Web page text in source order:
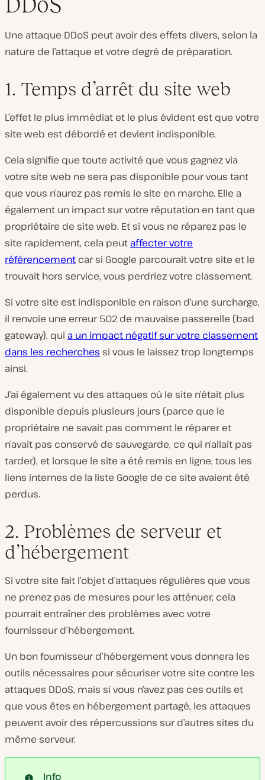
Une attaque DDoS peut avoir des effets divers, selon la
nature de l’attaque et votre degré de préparation.
1. Temps d’arrêt du site web
L’effet le plus immédiat et le plus évident est que votre
site web est débordé et devient indisponible.
Cela signifie que toute activité que vous gagnez via
votre site web ne sera pas disponible pour vous tant
que vous n’aurez pas remis le site en marche. Elle a
également un impact sur votre réputation en tant que
propriétaire de site web. Et si vous ne réparez pas le
site rapidement, cela peut affecter votre
référencement car si Google parcourait votre site et le
trouvait hors service, vous perdriez votre classement.
Si votre site est indisponible en raison d’une surcharge,
il renvoie une erreur 502 de mauvaise passerelle (bad
gateway), qui a un impact négatif sur votre classement
dans les recherches si vous le laissez trop longtemps
ainsi.
J’ai également vu des attaques où le site n’était plus
disponible depuis plusieurs jours (parce que le
propriétaire ne savait pas comment le réparer et
n’avait pas conservé de sauvegarde, ce qui n’allait pas
tarder), et lorsque le site a été remis en ligne, tous les
liens internes de la liste Google de ce site avaient été
perdus.
2. Problèmes de serveur et
d’hébergement
Si votre site fait l’objet d’attaques régulières que vous
ne prenez pas de mesures pour les atténuer, cela
pourrait entraîner des problèmes avec votre
fournisseur d’hébergement.
Un bon fournisseur d’hébergement vous donnera les
outils nécessaires pour sécuriser votre site contre les
attaques DDoS, mais si vous n’avez pas ces outils et
que vous êtes en hébergement partagé, les attaques
peuvent avoir des répercussions sur d’autres sites du
même serveur.
Info